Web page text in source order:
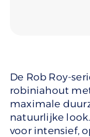
De Rob Roy-
robiniahout
maximale
natuurlijke
voor intensief,